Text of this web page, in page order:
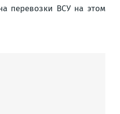
перевозки ВСУ на этом